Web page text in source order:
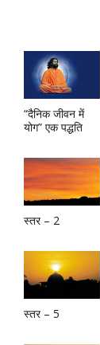
“दैनिक जीवन में
योग” एक पद्धति
स्तर – 2
स्तर – 5